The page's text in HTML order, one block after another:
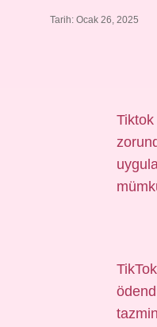
Tarih: Ocak 26, 2025